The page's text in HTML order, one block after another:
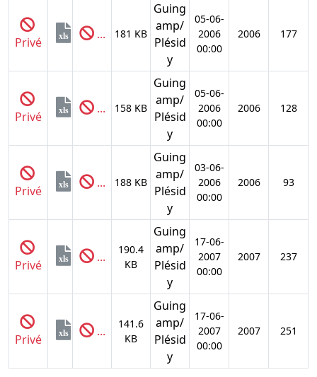
Privé xls ... 181 KB
Guing
amp/
Plésid
y
05-06-
2006
00:00
2006 177
Privé xls ... 158 KB
Guing
amp/
Plésid
y
05-06-
2006
00:00
2006 128
Privé xls ... 188 KB
Guing
amp/
Plésid
y
03-06-
2006
00:00
2006 93
Privé xls ...
190.4
KB
Guing
amp/
Plésid
y
17-06-
2007
00:00
2007 237
Privé xls ...
141.6
KB
Guing
amp/
Plésid
y
17-06-
2007
00:00
2007 251